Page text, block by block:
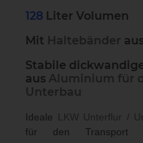
128 Liter Volumen
Mit Haltebänder
Stabile
aus Aluminium für
Unterbau
Ideale LKW Unterflur /
für den Transport